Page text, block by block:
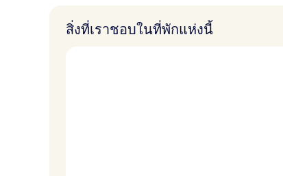
สิ่งที่เราชอบในที่พักแห่งนี้